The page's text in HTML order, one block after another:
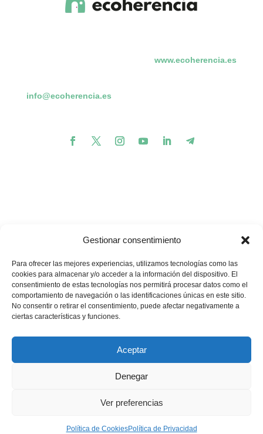
Gestionar consentimiento
Para ofrecer las mejores experiencias, utilizamos tecnologías como las
cookies para almacenar y/o acceder a la información del dispositivo. El
consentimiento de estas tecnologías nos permitirá procesar datos como el
comportamiento de navegación o las identificaciones únicas en este sitio.
No consentir o retirar el consentimiento, puede afectar negativamente a
ciertas características y funciones.
Aceptar
Denegar
Ver preferencias
Política de CookiesPolítica de Privacidad
www.ecoherencia.es
info@ecoherencia.es
💪🏽¿Te gustaría apoyar nuestros proyectos?🥳¡Buenas
noticias! Ahora puedes hacerlo en un solo minuto…
Política de privacidad|